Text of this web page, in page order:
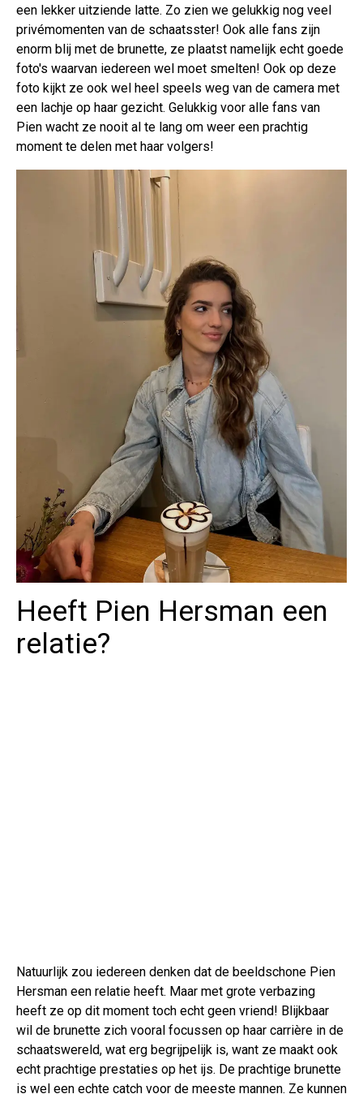
een lekker uitziende latte. Zo zien we gelukkig nog veel
privémomenten van de schaatsster! Ook alle fans zijn
enorm blij met de brunette, ze plaatst namelijk echt goede
foto's waarvan iedereen wel moet smelten! Ook op deze
foto kijkt ze ook wel heel speels weg van de camera met
een lachje op haar gezicht. Gelukkig voor alle fans van
Pien wacht ze nooit al te lang om weer een prachtig
moment te delen met haar volgers!
Heeft Pien Hersman een
relatie?
Natuurlijk zou iedereen denken dat de beeldschone Pien
Hersman een relatie heeft. Maar met grote verbazing
heeft ze op dit moment toch echt geen vriend! Blijkbaar
wil de brunette zich vooral focussen op haar carrière in de
schaatswereld, wat erg begrijpelijk is, want ze maakt ook
echt prachtige prestaties op het ijs. De prachtige brunette
is wel een echte catch voor de meeste mannen. Ze kunnen